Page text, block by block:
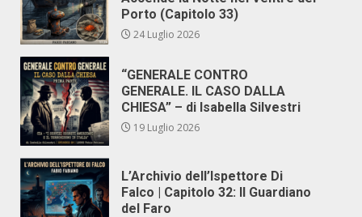
Porto (Capitolo 33)
24 Luglio 2026
“GENERALE CONTRO
GENERALE. IL CASO DALLA
CHIESA” – di Isabella Silvestri
19 Luglio 2026
L’Archivio dell’Ispettore Di
Falco | Capitolo 32: Il Guardiano
del Faro